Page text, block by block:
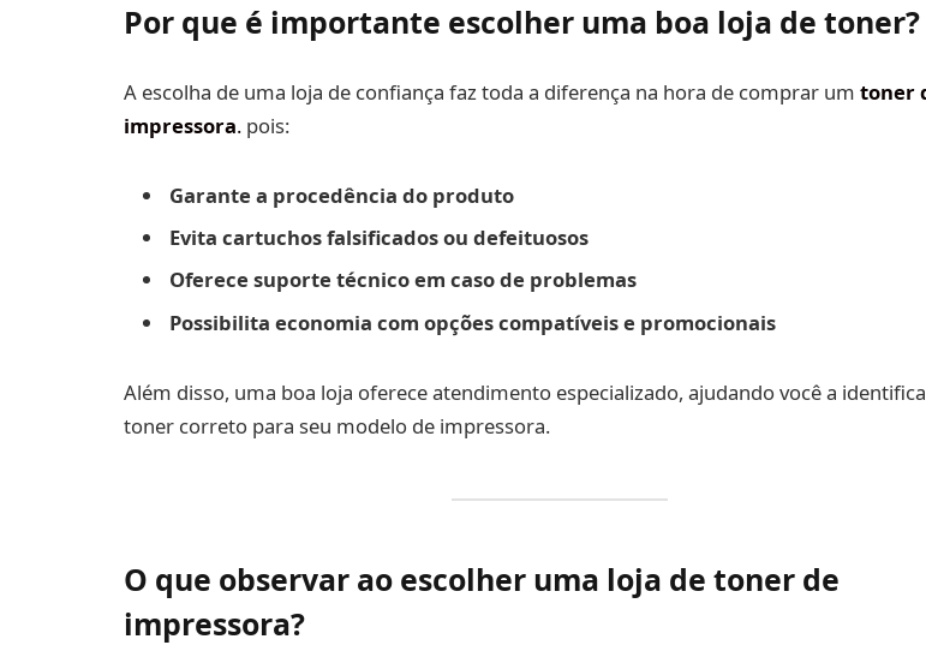
Por que é importante escolher uma boa loja de toner?
A escolha de uma loja de confiança faz toda a diferença na hora de comprar um toner
impressora. pois:
Garante a procedência do produto
Evita cartuchos falsificados ou defeituosos
Oferece suporte técnico em caso de problemas
Possibilita economia com opções compatíveis e promocionais
Além disso, uma boa loja oferece atendimento especializado, ajudando você a
toner correto para seu modelo de impressora.
O que observar ao escolher uma loja de toner de
impressora?